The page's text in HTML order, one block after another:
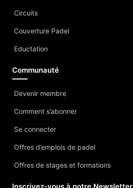
Circuits
Couverture Padel
Eductation
Communauté
Devenir membre
Comment s’abonner
Se connecter
Offres d’emplois de padel
Offres de stages et formations